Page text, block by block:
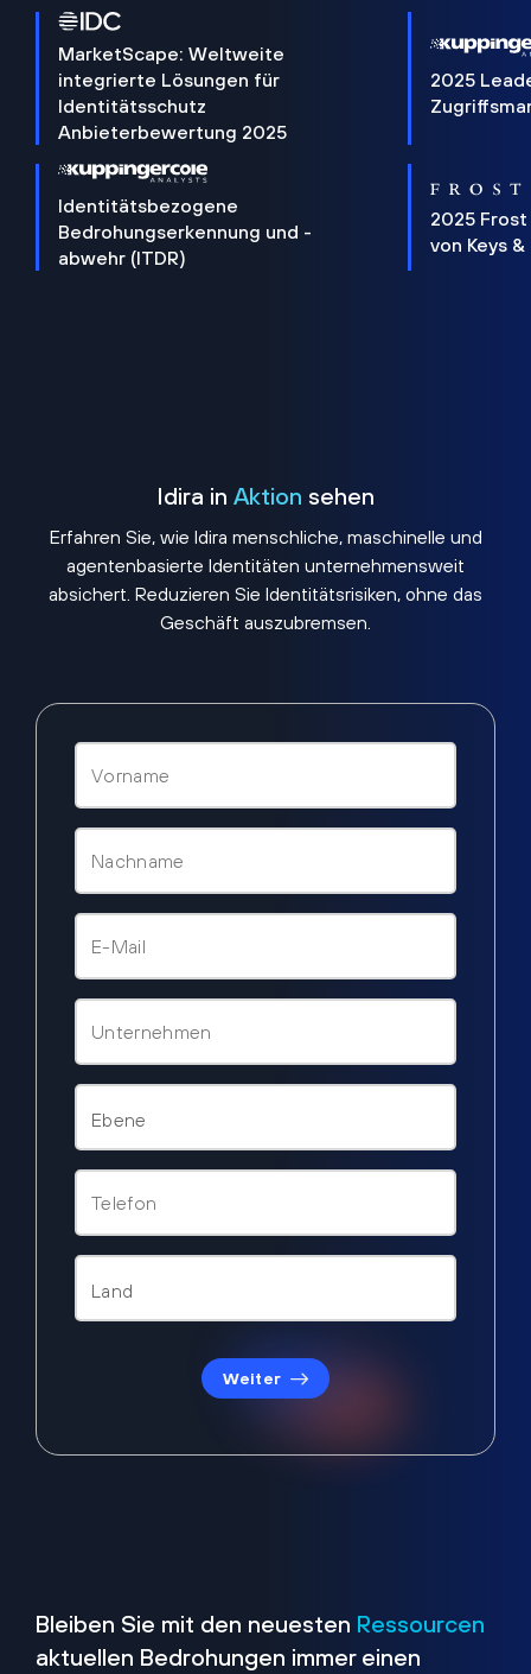
MarketScape: Weltweite
integrierte Lösungen für
Identitätsschutz
Anbieterbewertung 2025
2025
Identitätsbezogene
Bedrohungserkennung und -
abwehr (ITDR)
2025 Frost
von Keys
Idira in Aktion sehen
Erfahren Sie, wie Idira menschliche, maschinelle und
agentenbasierte Identitäten unternehmensweit
absichert. Reduzieren Sie Identitätsrisiken, ohne das
Geschäft auszubremsen.
Weiter
Bleiben Sie mit den neuesten Ressourcen
aktuellen Bedrohungen immer einen